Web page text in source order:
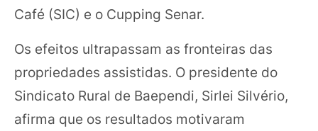
Café (SIC) e o Cupping Senar.
Os efeitos ultrapassam as fronteiras das
propriedades assistidas. O presidente do
Sindicato Rural de Baependi, Sirlei Silvério,
afirma que os resultados motivaram